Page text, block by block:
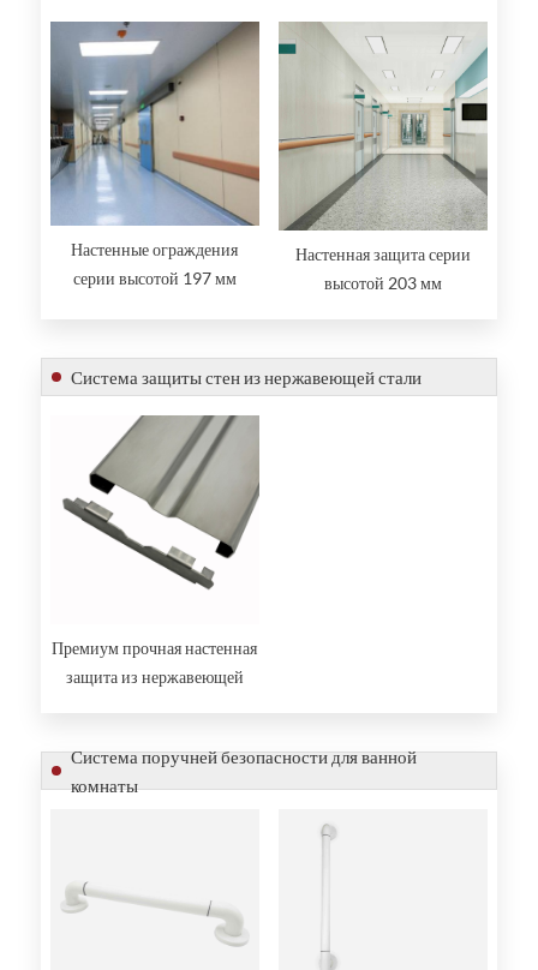
Настенные ограждения
серии высотой 197 мм
Настенная защита серии
высотой 203 мм
Система защиты стен из нержавеющей стали
Премиум прочная настенная
защита из нержавеющей
Система поручней безопасности для ванной
комнаты